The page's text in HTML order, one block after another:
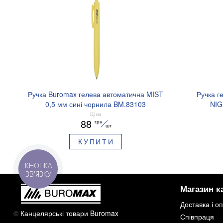
Ручка Buromax гелева автоматична MIST
0,5 мм сині чорнила BM.83103
Ціна
88 грн
шт
КУПИТИ
Ручка
© Канцелярські товари Buromax
Магазин
Доставка і
Співпраця
КНОПКА
ЗВ'ЯЗКУ